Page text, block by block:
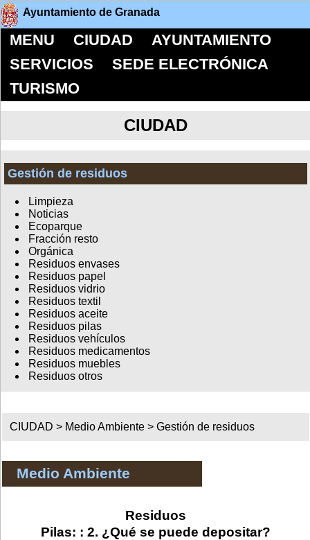
Ayuntamiento de Granada
MENU CIUDAD
AYUNTAMIENTO
SERVICIOS
SEDE ELECTRÓNICA
TURISMO
CIUDAD
Gestión de residuos
Limpieza
Noticias
Ecoparque
Fracción resto
Orgánica
Residuos envases
Residuos papel
Residuos vidrio
Residuos textil
Residuos aceite
Residuos pilas
Residuos vehículos
Residuos medicamentos
Residuos muebles
Residuos otros
CIUDAD > Medio Ambiente >Gestión de residuos
Medio Ambiente
Residuos
Pilas: : 2. ¿Qué se puede depositar?